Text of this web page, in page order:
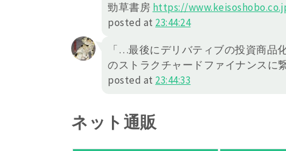
勁草書房 https://
posted at 23:44:24
「…最後にデリバティブの投資商品
のストラクチャードファイナンスに
posted at 23:44:33
ネット通販